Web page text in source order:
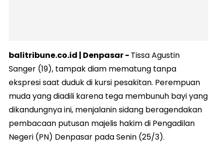
balitribune.co.id | Denpasar - Tissa Agustin
Sanger (19), tampak diam mematung tanpa
ekspresi saat duduk di kursi pesakitan. Perempuan
muda yang diadili karena tega membunuh bayi yang
dikandungnya ini, menjalanin sidang beragendakan
pembacaan putusan majelis hakim di Pengadilan
Negeri (PN) Denpasar pada Senin (25/3).